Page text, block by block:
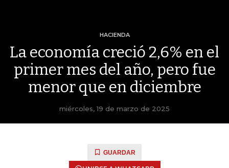
HACIENDA
La economía creció 2,6% en el
primer mes del año, pero fue
menor que en diciembre
miércoles, 19 de marzo de 2025
GUARDAR